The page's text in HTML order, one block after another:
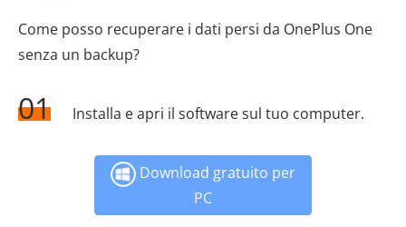
Come posso recuperare i dati persi da OnePlus One
senza un backup?
01 Installa e apri il software sul tuo computer.
Download gratuito per
PC